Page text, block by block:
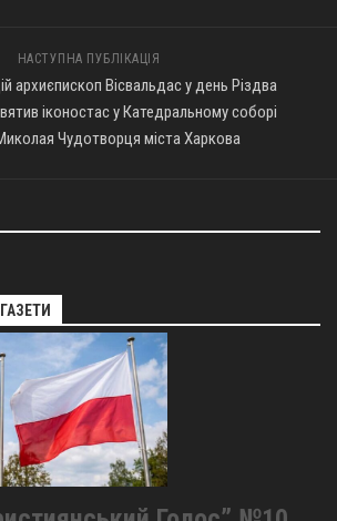
НАСТУПНА ПУБЛІКАЦІЯ
архиєпископ Вісвальдас у день Різдва
іконостас у Катедральному соборі
Чудотворця міста Харкова